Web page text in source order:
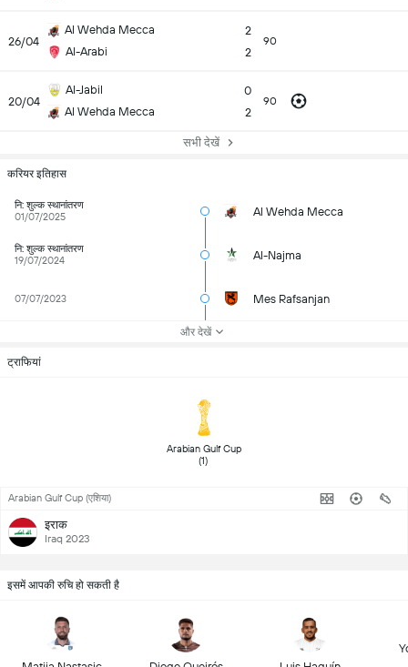
26/04
Al Wehda Mecca
Al-Arabi
2
2
90
20/04
Al-Jabil
Al Wehda Mecca
0
2
90
सभी देखें
करियर इतिहास
नि: शुल्क स्थानांतरण
01/07/2025
Al Wehda Mecca
नि: शुल्क स्थानांतरण
19/07/2024
Al-Najma
07/07/2023 Mes Rafsanjan
और देखें
ट्राफियां
Arabian Gulf Cup
(1)
Arabian Gulf Cup (एशिया)
इराक
Iraq 2023
इसमें आपकी रुचि हो सकती है